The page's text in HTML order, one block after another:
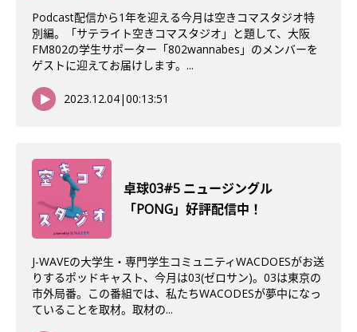
Podcast配信から1年を迎える今月は空きコマスタジオ特
別編。「サテライト空きコマスタジオ」と題して、大阪
FM802の学生サポーター「802wannabes」のメンバーを
ゲストに迎えてお届けします。...
2023.12.04|00:13:51
卓球03#5 ニュージングル
「PONG」好評配信中！
J-WAVEの大学生・専門学生コミュニティWACDOESがお送
りするポッドキャスト、今月は03(ゼロサン)。03は東京の
市外局番。この番組では、私たちWACODESが夢中になっ
ていることを取材。取材の...